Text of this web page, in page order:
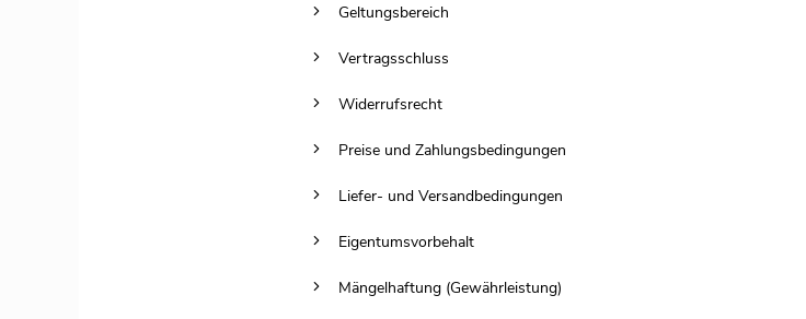
Geltungsbereich
Vertragsschluss
Widerrufsrecht
Preise und Zahlungsbedingungen
Liefer- und Versandbedingungen
Eigentumsvorbehalt
Mängelhaftung (Gewährleistung)